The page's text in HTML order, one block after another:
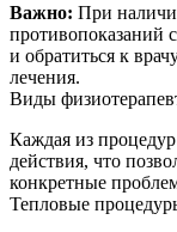
Важно: При
противопоказаний
и обратиться к
лечения.
Виды
Каждая из
действия, что
конкретные
Тепловые